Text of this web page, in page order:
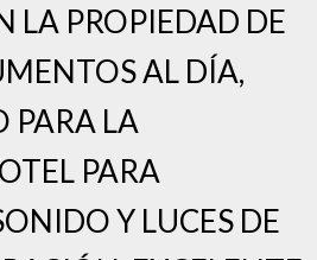
LA PROPIEDAD DE
AL DÍA,
PARA LA
PARA
Y LUCES DE